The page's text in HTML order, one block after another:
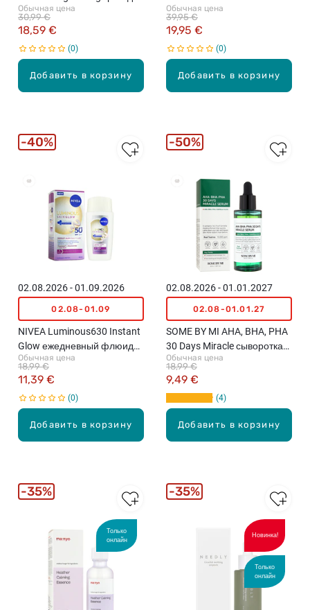
Добавить в корзину
лица, 50мл
Обычная цена
18,59 €
30,99 €
0
Добавить в корзину
cыворотка, 30мл
Обычная цена
19,95 €
39,95 €
0
Добавить в корзину
02.08.2026 - 01.09.2026
02.08-01.09
NIVEA Luminous630 Instant
Glow ежедневный флюид
для лица с SPF50+, 40мл
Обычная цена
11,39 €
18,99 €
0
40%
Добавить в корзину
02.08.2026 - 01.01.2027
02.08-01.01.27
SOME BY MI AHA, BHA, PHA
30 Days Miracle сыворотка
для проблемной кожи лица,
50мл
Обычная цена
9,49 €
18,99 €
4
50%
Только
онлайн
35%
Новинка!
Только
онлайн
35%